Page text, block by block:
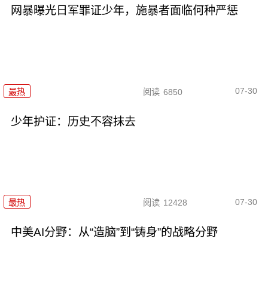
网暴曝光日军罪证少年，施暴者面临何种严惩
最热 阅读 6850 07-30
少年护证：历史不容抹去
最热 阅读 12428 07-30
中美AI分野：从“造脑”到“铸身”的战略分野